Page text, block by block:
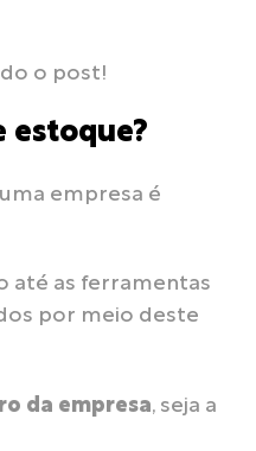
o post!
estoque?
empresa é
até as ferramentas
por meio deste
da empresa, seja a